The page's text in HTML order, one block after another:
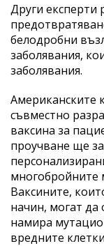
Други експерти
белодробни
заболявания,
заболявания.
Американските
съвместно
ваксина за
проучване ще
многобройните
Ваксините,
начин, могат да
намира
вредните